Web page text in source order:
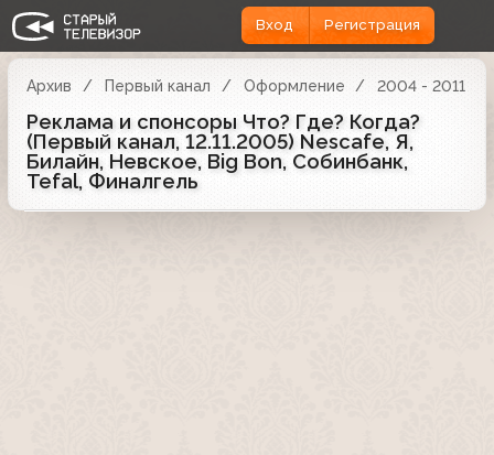
Вход Регистрация
Архив Первый канал Оформление 2004 - 2011
Реклама и спонсоры Что? Где? Когда?
(Первый канал, 12.11.2005) Nescafe, Я,
Билайн, Невское, Big Bon, Собинбанк,
Tefal, Финалгель